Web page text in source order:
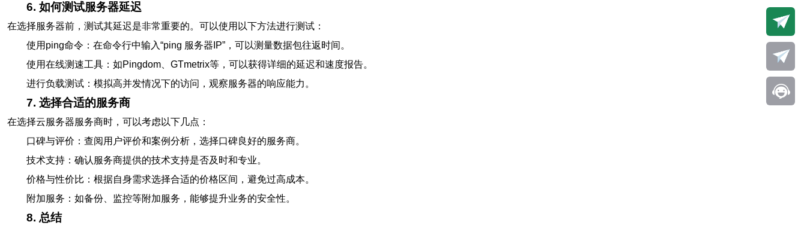
6. 如何测试服务器延迟
在选择服务器前，测试其延迟是非常重要的。可以使用以下方法进行测试：
使用ping命令：在命令行中输入“ping 服务器IP”，可以测量数据包往返时间。
使用在线测速工具：如Pingdom、GTmetrix等，可以获得详细的延迟和速度报告。
进行负载测试：模拟高并发情况下的访问，观察服务器的响应能力。
7. 选择合适的服务商
在选择云服务器服务商时，可以考虑以下几点：
口碑与评价：查阅用户评价和案例分析，选择口碑良好的服务商。
技术支持：确认服务商提供的技术支持是否及时和专业。
价格与性价比：根据自身需求选择合适的价格区间，避免过高成本。
附加服务：如备份、监控等附加服务，能够提升业务的安全性。
8. 总结